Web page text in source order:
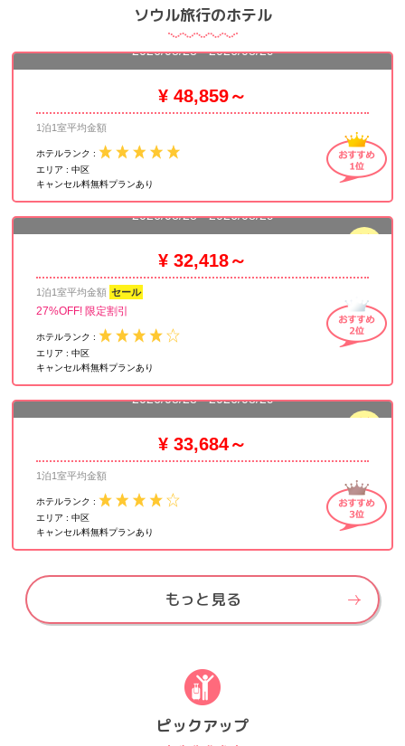
ソウル旅行のホテル
ロッテホテルソウル
2026/08/28 - 2026/08/29
¥ 48,859～
1泊1室平均金額
ホテルランク :
エリア :中区
キャンセル料無料プランあり
2026/08/28 - 2026/08/29
¥ 32,418～
1泊1室平均金額 セール
27%OFF! 限定割引
ホテルランク :
エリア :中区
キャンセル料無料プランあり
2026/08/28 - 2026/08/29
¥ 33,684～
1泊1室平均金額
ホテルランク :
エリア :中区
キャンセル料無料プランあり
もっと見る
ピックアップ